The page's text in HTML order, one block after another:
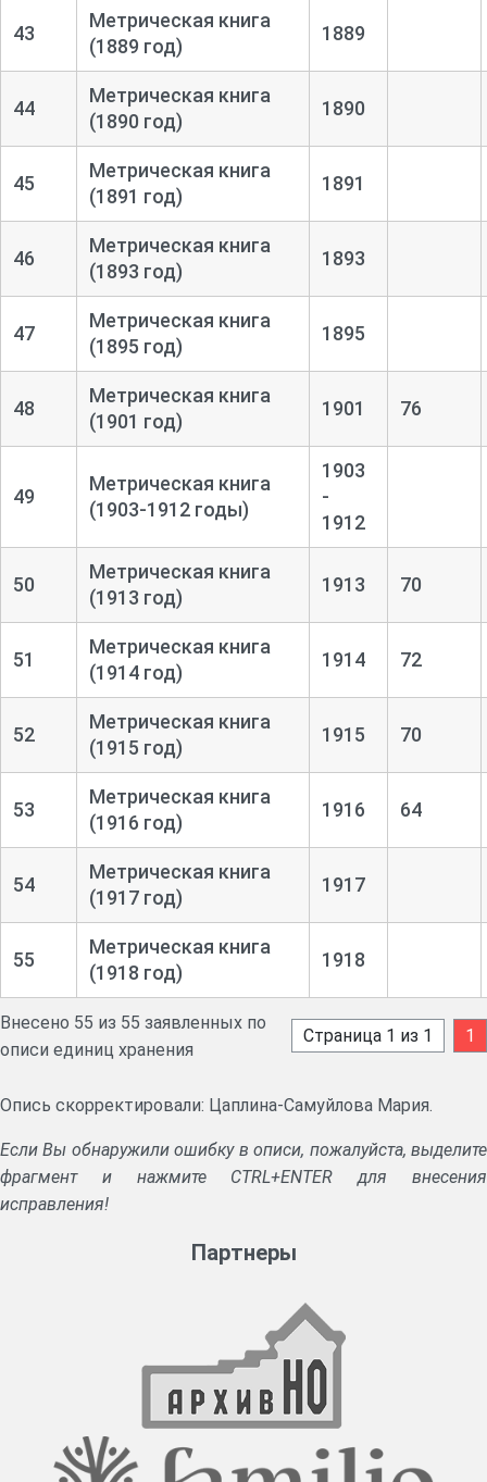
43
Метрическая книга
(1889 год)
1889
44
Метрическая книга
(1890 год)
1890
45
Метрическая книга
(1891 год)
1891
46
Метрическая книга
(1893 год)
1893
47
Метрическая книга
(1895 год)
1895
48
Метрическая книга
(1901 год)
1901 76
49
Метрическая книга
(1903-1912 годы)
1903
-
1912
50
Метрическая книга
(1913 год)
1913 70
51
Метрическая книга
(1914 год)
1914 72
52
Метрическая книга
(1915 год)
1915 70
53
Метрическая книга
(1916 год)
1916 64
54
Метрическая книга
(1917 год)
1917
55
Метрическая книга
(1918 год)
1918
Внесено 55 из 55 заявленных по
описи единиц хранения
Страница 1 из 1 1
Опись скорректировали: Цаплина-Самуйлова Мария.
Если Вы обнаружили ошибку в описи, пожалуйста, выделите
фрагмент и нажмите CTRL+ENTER для внесения
исправления!
Партнеры